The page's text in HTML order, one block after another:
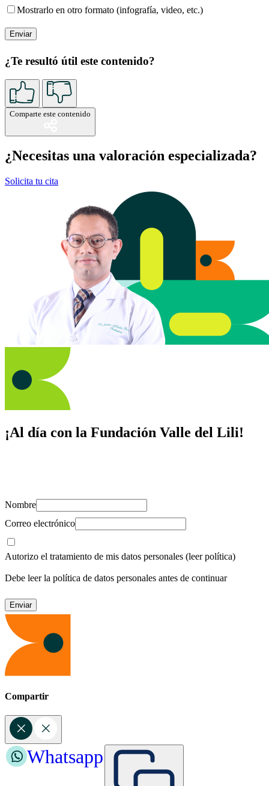
Mostrarlo en otro formato (infografía, video, etc.)
¿Te resultó útil este contenido?
Comparte este contenido
¿Necesitas una valoración especializada?
Solicita tu cita
¡Al día con la Fundación Valle del Lili!
Nombre
Correo electrónico
Autorizo el tratamiento de mis datos personales (leer política)
Debe leer la política de datos personales antes de continuar
Compartir
Whatsapp